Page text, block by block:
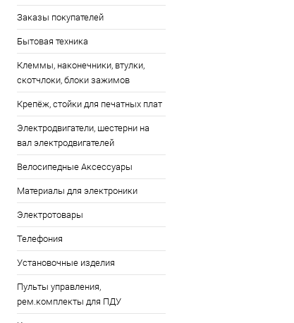
Заказы покупателей
Бытовая техника
Клеммы, наконечники, втулки,
скотчлоки, блоки зажимов
Крепёж, стойки для печатных плат
Электродвигатели, шестерни на
вал электродвигателей
Велосипедные Аксессуары
Материалы для электроники
Электротовары
Телефония
Установочные изделия
Пульты управления,
рем.комплекты для ПДУ